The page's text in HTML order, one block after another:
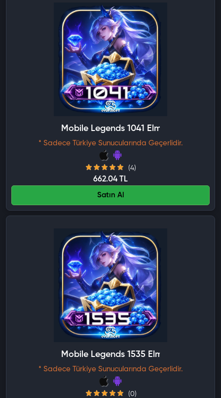
Mobile Legends 1041 Elmas
* Sadece Türkiye Sunucularında Geçerlidir.
(4)
662.04 TL
Satın Al
Mobile Legends 1535 Elmas
* Sadece Türkiye Sunucularında Geçerlidir.
(0)